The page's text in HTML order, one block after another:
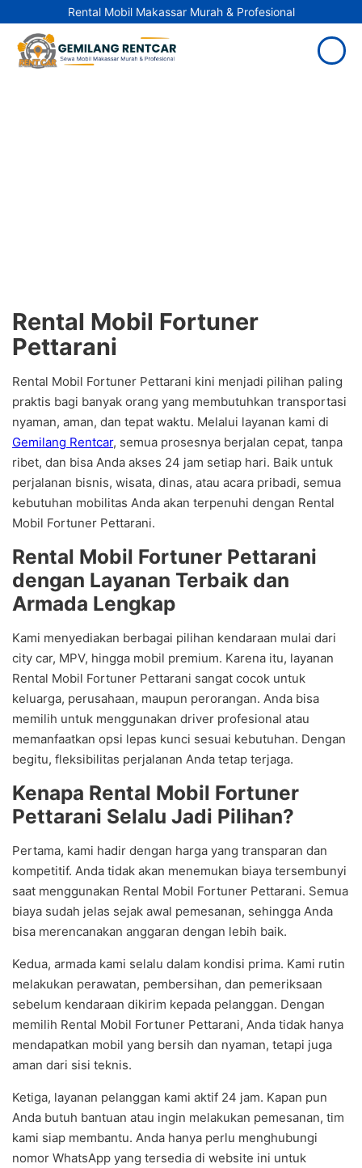
Rental Mobil Makassar Murah & Profesional
Rental Mobil Fortuner
Pettarani
Rental Mobil Fortuner Pettarani kini menjadi pilihan paling
praktis bagi banyak orang yang membutuhkan transportasi
nyaman, aman, dan tepat waktu. Melalui layanan kami di
Gemilang Rentcar, semua prosesnya berjalan cepat, tanpa
ribet, dan bisa Anda akses 24 jam setiap hari. Baik untuk
perjalanan bisnis, wisata, dinas, atau acara pribadi, semua
kebutuhan mobilitas Anda akan terpenuhi dengan Rental
Mobil Fortuner Pettarani.
Rental Mobil Fortuner Pettarani
dengan Layanan Terbaik dan
Armada Lengkap
Kami menyediakan berbagai pilihan kendaraan mulai dari
city car, MPV, hingga mobil premium. Karena itu, layanan
Rental Mobil Fortuner Pettarani sangat cocok untuk
keluarga, perusahaan, maupun perorangan. Anda bisa
memilih untuk menggunakan driver profesional atau
memanfaatkan opsi lepas kunci sesuai kebutuhan. Dengan
begitu, fleksibilitas perjalanan Anda tetap terjaga.
Kenapa Rental Mobil Fortuner
Pettarani Selalu Jadi Pilihan?
Pertama, kami hadir dengan harga yang transparan dan
kompetitif. Anda tidak akan menemukan biaya tersembunyi
saat menggunakan Rental Mobil Fortuner Pettarani. Semua
biaya sudah jelas sejak awal pemesanan, sehingga Anda
bisa merencanakan anggaran dengan lebih baik.
Kedua, armada kami selalu dalam kondisi prima. Kami rutin
melakukan perawatan, pembersihan, dan pemeriksaan
sebelum kendaraan dikirim kepada pelanggan. Dengan
memilih Rental Mobil Fortuner Pettarani, Anda tidak hanya
mendapatkan mobil yang bersih dan nyaman, tetapi juga
aman dari sisi teknis.
Ketiga, layanan pelanggan kami aktif 24 jam. Kapan pun
Anda butuh bantuan atau ingin melakukan pemesanan, tim
kami siap membantu. Anda hanya perlu menghubungi
nomor WhatsApp yang tersedia di website ini untuk